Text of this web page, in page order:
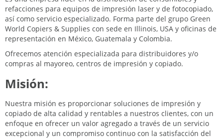
refacciones para equipos de impresión laser y de fotocopiado,
así como servicio especializado. Forma parte del grupo Green
World Copiers & Supplies con sede en Illinois, USA y oficinas de
representación en México, Guatemala y Colombia.
Ofrecemos atención especializada para distribuidores y/o
compras al mayoreo, centros de impresión y copiado.
Misión:
Nuestra misión es proporcionar soluciones de impresión y
copiado de alta calidad y rentables a nuestros clientes, con un
enfoque en ofrecer un valor agregado a través de un servicio
excepcional y un compromiso continuo con la satisfacción del